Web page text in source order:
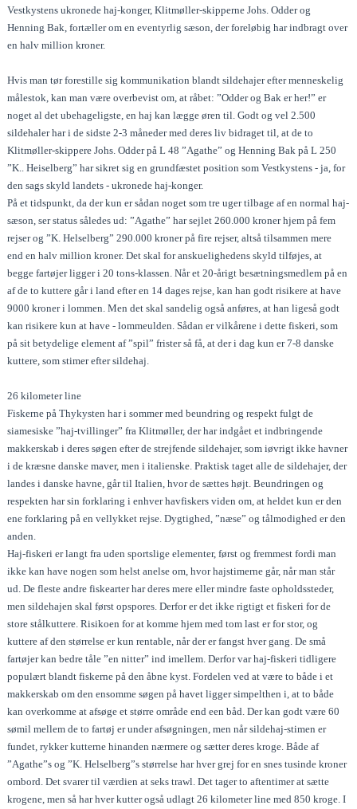
Vestkystens ukronede haj-konger, Klitmøller-skipperne Johs. Odder og
Henning Bak, fortæller om en eventyrlig sæson, der foreløbig har indbragt over
en halv million kroner.
Hvis man tør forestille sig kommunikation blandt sildehajer efter menneskelig
målestok, kan man være overbevist om, at råbet: ”Odder og Bak er her!” er
noget al det ubehageligste, en haj kan lægge øren til. Godt og vel 2.500
sildehaler har i de sidste 2-3 måneder med deres liv bidraget til, at de to
Klitmøller-skippere Johs. Odder på L 48 ”Agathe” og Henning Bak på L 250
”K.. Heiselberg” har sikret sig en grundfæstet position som Vestkystens - ja, for
den sags skyld landets - ukronede haj-konger.
På et tidspunkt, da der kun er sådan noget som tre uger tilbage af en normal haj-
sæson, ser status således ud: ”Agathe” har sejlet 260.000 kroner hjem på fem
rejser og ”K. Helselberg” 290.000 kroner på fire rejser, altså tilsammen mere
end en halv million kroner. Det skal for anskuelighedens skyld tilføjes, at
begge fartøjer ligger i 20 tons-klassen. Når et 20-årigt besætningsmedlem på en
af de to kuttere går i land efter en 14 dages rejse, kan han godt risikere at have
9000 kroner i lommen. Men det skal sandelig også anføres, at han ligeså godt
kan risikere kun at have - lommeulden. Sådan er vilkårene i dette fiskeri, som
på sit betydelige element af ”spil” frister så få, at der i dag kun er 7-8 danske
kuttere, som stimer efter sildehaj.
26 kilometer line
Fiskerne på Thykysten har i sommer med beundring og respekt fulgt de
siamesiske ”haj-tvillinger” fra Klitmøller, der har indgået et indbringende
makkerskab i deres søgen efter de strejfende sildehajer, som iøvrigt ikke havner
i de kræsne danske maver, men i italienske. Praktisk taget alle de sildehajer, der
landes i danske havne, går til Italien, hvor de sættes højt. Beundringen og
respekten har sin forklaring i enhver havfiskers viden om, at heldet kun er den
ene forklaring på en vellykket rejse. Dygtighed, ”næse” og tålmodighed er den
anden.
Haj-fiskeri er langt fra uden sportslige elementer, først og fremmest fordi man
ikke kan have nogen som helst anelse om, hvor hajstimerne går, når man står
ud. De fleste andre fiskearter har deres mere eller mindre faste opholdssteder,
men sildehajen skal først opspores. Derfor er det ikke rigtigt et fiskeri for de
store stålkuttere. Risikoen for at komme hjem med tom last er for stor, og
kuttere af den størrelse er kun rentable, når der er fangst hver gang. De små
fartøjer kan bedre tåle ”en nitter” ind imellem. Derfor var haj-fiskeri tidligere
populært blandt fiskerne på den åbne kyst. Fordelen ved at være to både i et
makkerskab om den ensomme søgen på havet ligger simpelthen i, at to både
kan overkomme at afsøge et større område end een båd. Der kan godt være 60
sømil mellem de to fartøj er under afsøgningen, men når sildehaj-stimen er
fundet, rykker kutterne hinanden nærmere og sætter deres kroge. Både af
”Agathe”s og ”K. Helselberg”s størrelse har hver grej for en snes tusinde kroner
ombord. Det svarer til værdien at seks trawl. Det tager to aftentimer at sætte
krogene, men så har hver kutter også udlagt 26 kilometer line med 850 kroge. I